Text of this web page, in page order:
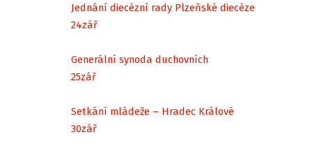
Jednání diecézní rady Plzeňské diecéze
24zář
Generální synoda duchovních
25zář
Setkání mládeže – Hradec Králové
30zář